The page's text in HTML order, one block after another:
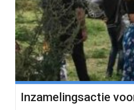
Inzamelingsactie